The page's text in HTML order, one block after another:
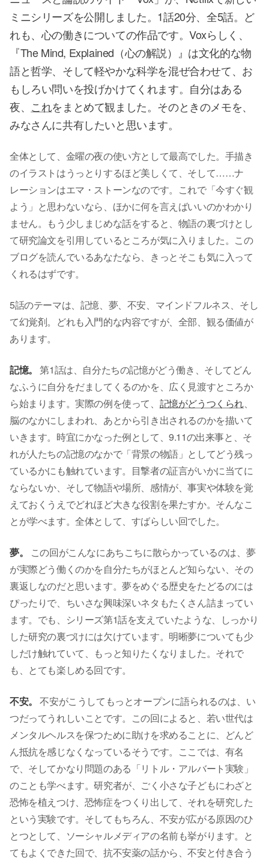
ミニシリーズを公開しました。1話20分、全5話。ど
れも、心の働きについての作品です。Voxらしく、
『The Mind, Explained（心の解説）』は文化的な物
語と哲学、そして軽やかな科学を混ぜ合わせて、お
もしろい問いを投げかけてくれます。自分はある
夜、 これをまとめて観ました。そのときのメモを、
みなさんに共有したいと思います。
全体として、金曜の夜の使い方として最高でした。手描き
のイラストはうっとりするほど美しくて、そして……ナ
レーションはエマ・ストーンなのです。これで「今すぐ観
よう」と思わないなら、ほかに何を言えばいいのかわかり
ません。もう少しまじめな話をすると、物語の裏づけとし
て研究論文を引用しているところが気に入りました。この
ブログを読んでいるあなたなら、きっとそこも気に入って
くれるはずです。
5話のテーマは、記憶、夢、不安、マインドフルネス、そし
て幻覚剤。どれも入門的な内容ですが、全部、観る価値が
あります。
記憶。 第1話は、自分たちの記憶がどう働き、そしてどん
なふうに自分をだましてくるのかを、広く見渡すところか
ら始まります。実際の例を使って、 記憶がどうつくられ、
脳のなかにしまわれ、あとから引き出されるのかを描いて
いきます。時宜にかなった例として、9.11の出来事と、そ
れが人たちの記憶のなかで「背景の物語」としてどう残っ
ているかにも触れています。目撃者の証言がいかに当てに
ならないか、そして物語や場所、感情が、事実や体験を覚
えておくうえでどれほど大きな役割を果たすか。そんなこ
とが学べます。全体として、すばらしい回でした。
夢。
この回がこんなにあちこちに散らかっているのは、夢
が実際どう働くのかを自分たちがほとんど知らない、その
裏返しなのだと思います。夢をめぐる歴史をたどるのには
ぴったりで、ちいさな興味深いネタもたくさん詰まってい
ます。でも、シリーズ第1話を支えていたような、しっかり
した研究の裏づけには欠けています。明晰夢についても少
しだけ触れていて、もっと知りたくなりました。それで
も、とても楽しめる回です。
不安。 不安がこうしてもっとオープンに語られるのは、い
つだってうれしいことです。この回によると、若い世代は
メンタルヘルスを保つために助けを求めることに、どんど
ん抵抗を感じなくなっているそうです。ここでは、有名
で、そしてかなり問題のある「リトル・アルバート実験」
のことも学べます。研究者が、ごく小さな子どもにわざと
恐怖を植えつけ、恐怖症をつくり出して、それを研究した
という実験です。そしてもちろん、不安が広がる原因のひ
とつとして、ソーシャルメディアの名前も挙がります。と
てもよくできた回で、抗不安薬の話から、不安と付き合う